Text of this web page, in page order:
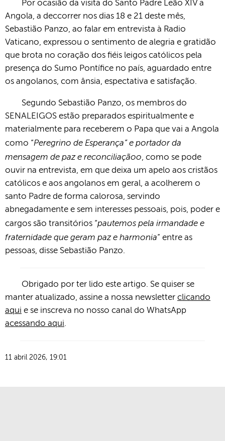
Por ocasião da visita do Santo Padre Leão XIV a
Angola, a deccorrer nos dias 18 e 21 deste mês,
Sebastião Panzo, ao falar em entrevista à Radio
Vaticano, expressou o sentimento de alegria e gratidão
que brota no coração dos fiéis leigos católicos pela
presença do Sumo Pontífice no país, aguardado entre
os angolanos, com ânsia, espectativa e satisfação.
Segundo Sebastião Panzo, os membros do
SENALEIGOS estão preparados espiritualmente e
materialmente para receberem o Papa que vai a Angola
como “Peregrino de Esperança” e portador da
mensagem de paz e reconciliaçãoo, como se pode
ouvir na entrevista, em que deixa um apelo aos cristãos
católicos e aos angolanos em geral, a acolherem o
santo Padre de forma calorosa, servindo
abnegadamente e sem interesses pessoais, pois, poder e
cargos são transitórios “pautemos pela irmandade e
fraternidade que geram paz e harmonia” entre as
pessoas, disse Sebastião Panzo.
Obrigado por ter lido este artigo. Se quiser se
manter atualizado, assine a nossa newsletter clicando
aqui e se inscreva no nosso canal do WhatsApp
acessando aqui.
11 abril 2026, 19:01